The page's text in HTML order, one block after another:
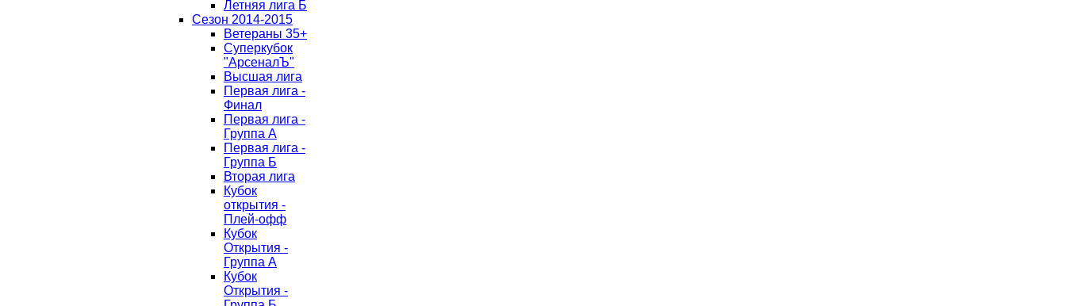
Летняя лига Б
Сезон 2014-2015
Ветераны 35+
Суперкубок
"АрсеналЪ"
Высшая лига
Первая лига -
Финал
Первая лига -
Группа А
Первая лига -
Группа Б
Вторая лига
Кубок
открытия -
Плей-офф
Кубок
Открытия -
Группа А
Кубок
Открытия -